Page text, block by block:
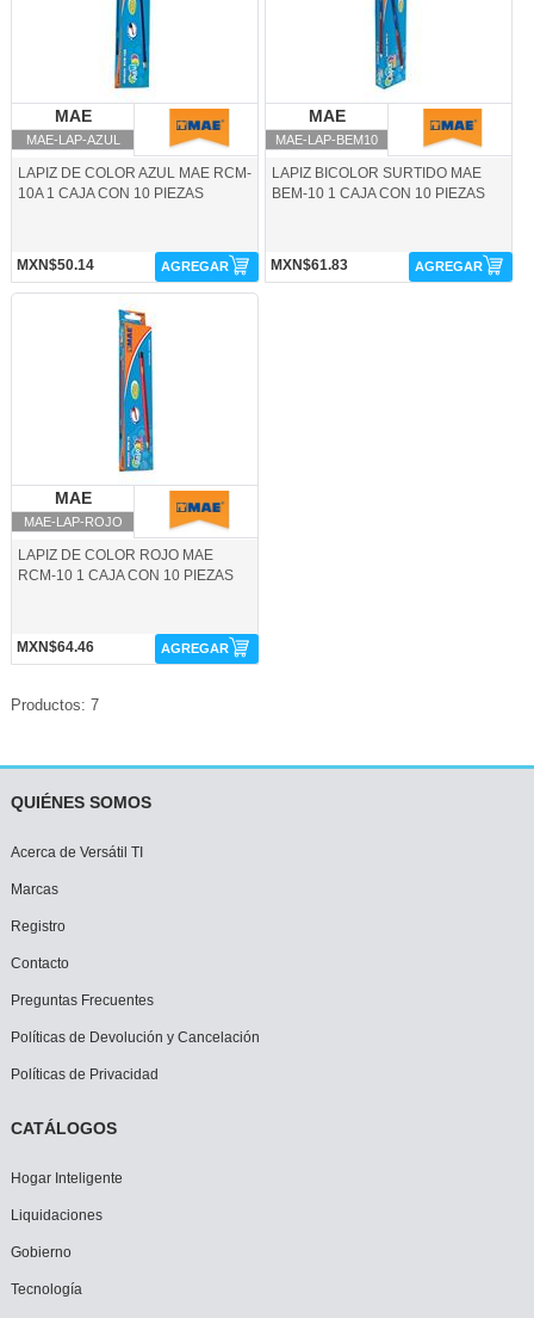
MAE
MAE-LAP-AZUL
LAPIZ DE COLOR AZUL MAE RCM-
10A 1 CAJA CON 10 PIEZAS
MXN$50.14 AGREGAR
MAE
MAE-LAP-BEM10
LAPIZ BICOLOR SURTIDO MAE
BEM-10 1 CAJA CON 10 PIEZAS
MXN$61.83 AGREGAR
MAE
MAE-LAP-ROJO
LAPIZ DE COLOR ROJO MAE
RCM-10 1 CAJA CON 10 PIEZAS
MXN$64.46 AGREGAR
Productos: 7
QUIÉNES SOMOS
Acerca de Versátil TI
Marcas
Registro
Contacto
Preguntas Frecuentes
Políticas de Devolución y Cancelación
Políticas de Privacidad
CATÁLOGOS
Hogar Inteligente
Liquidaciones
Gobierno
Tecnología